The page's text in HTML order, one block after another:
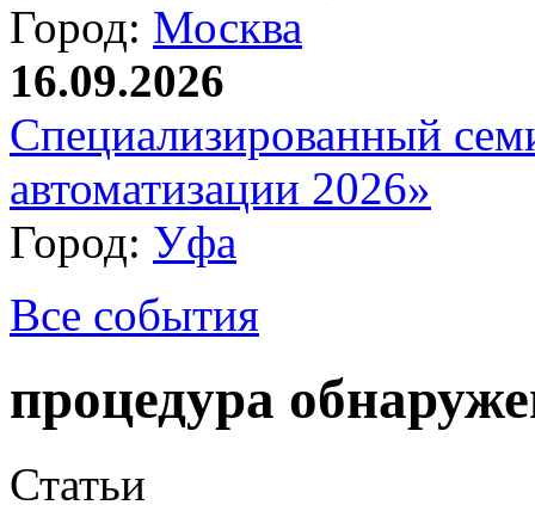
Город: Москва
16.09.2026
Специализированный
автоматизации 2026»
Город: Уфа
Все события
процедура
Статьи